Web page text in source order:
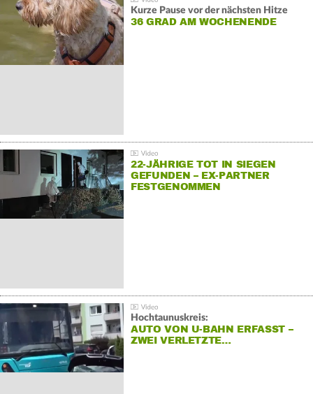
Kurze Pause vor der nächsten Hitze
36 GRAD AM WOCHENENDE
22-JÄHRIGE TOT IN SIEGEN
GEFUNDEN – EX-PARTNER
FESTGENOMMEN
Hochtaunuskreis:
AUTO VON U-BAHN ERFASST –
ZWEI VERLETZTE…